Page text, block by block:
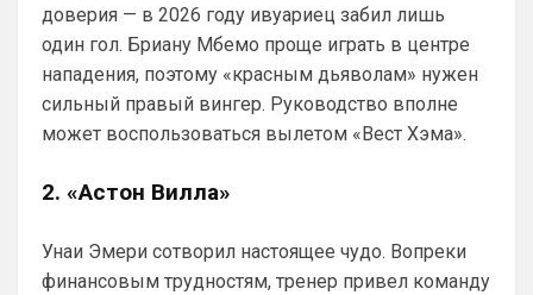
доверия — в 2026 году ивуариец забил лишь
один гол. Бриану Мбемо проще играть в центре
нападения, поэтому «красным дьяволам» нужен
сильный правый вингер. Руководство вполне
может воспользоваться вылетом «Вест Хэма».
2. «Астон Вилла»
Унаи Эмери сотворил настоящее чудо. Вопреки
финансовым трудностям, тренер привел команду
больно хрупко все в нашем доме.
Однако предпочтительней выбрать
нет даже аргумента ни одного в пользу
бесполезного Челси
Ответ для Канонир
после Венгера, но и сейчас нет надежды,
Ладно, извиняюсь, я увлекся 🤝